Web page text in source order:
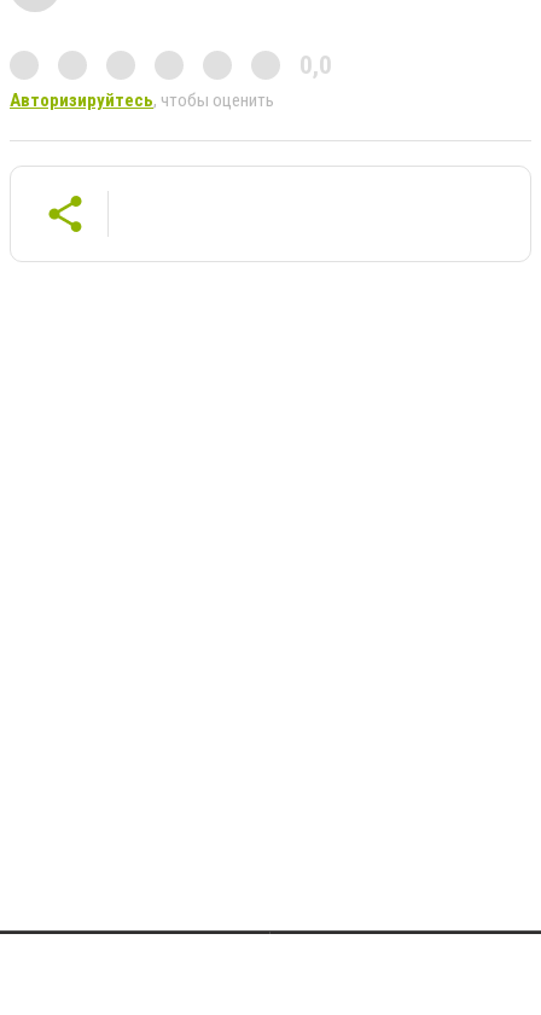
0,0
Авторизируйтесь, чтобы оценить